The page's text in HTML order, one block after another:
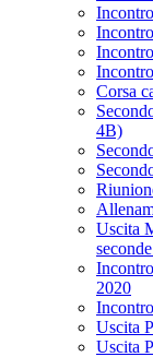
Corsa
4B)
Uscita
2020
Uscita
Uscita